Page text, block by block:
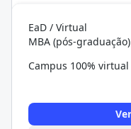
EaD / Virtual
MBA (pós-graduação)
Campus 100% virtual